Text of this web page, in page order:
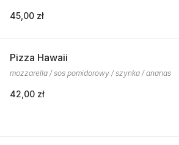
45,00 zł
Pizza Hawaii
mozzarella / sos pomidorowy / szynka / ananas
42,00 zł